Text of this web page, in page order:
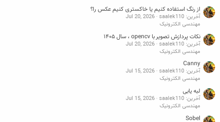
از رنگ استفاده کنیم یا خاکستری کنیم عکس را؟
آخرین: saalek110
Jul 20, 2026
مهندسی الکترونیک
نکات پردازش تصویر با opencv ، سال ۱۴۰۵
آخرین: saalek110
Jul 20, 2026
مهندسی الکترونیک
Canny
آخرین: saalek110
Jul 15, 2026
مهندسی الکترونیک
لبه یابی
آخرین: saalek110
Jul 15, 2026
مهندسی الکترونیک
Sobel